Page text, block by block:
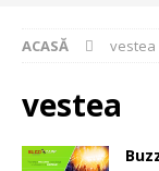
ACASĂ vestea
vestea